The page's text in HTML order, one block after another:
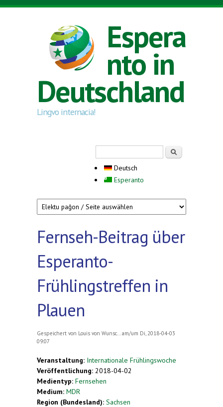
Direkt zum Inhalt
Espera
nto in
Deutschland
Lingvo internacia!
Deutsch
Esperanto
Fernseh-Beitrag über
Esperanto-
Frühlingstreffen in
Plauen
Gespeichert von Louis von Wunsc...
am/um Di, 2018-04-03
09:07
Veranstaltung: Internationale Frühlingswoche
Veröffentlichung: 2018-04-02
Medientyp: Fernsehen
Medium: MDR
Region (Bundesland): Sachsen